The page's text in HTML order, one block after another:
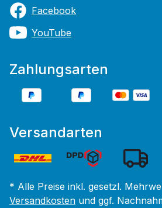
Facebook
YouTube
Zahlungsarten
Versandarten
* Alle Preise inkl. gesetzl.
Versandkosten und ggf.